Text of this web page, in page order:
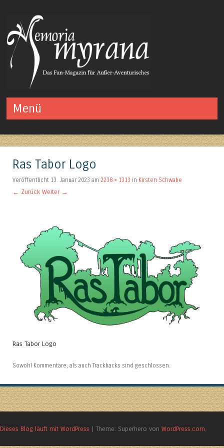
Menü
Ras Tabor Logo
Veröffentlicht 13. Januar 2023 am 2238 × 1313 in Kirsten Schwabe
← Zurück Weiter →
Ras Tabor Logo
Sowohl Kommentare, als auch Trackbacks sind geschlossen.
Dieses Blog läuft mit WordPress | Theme: Superhero von WordPress.com.